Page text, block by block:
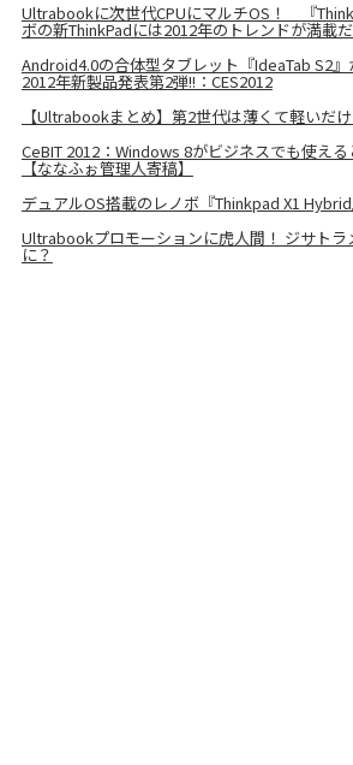
Ultrabookに次世代CPUにマルチOS！ 『
ボの新ThinkPadには2012年のトレンドが満載
Android4.0の合体型タブレット『IdeaTab S2
2012年新製品発表第2弾!!：CES2012
【Ultrabookまとめ】第2世代は薄くて軽いだ
CeBIT 2012：Windows 8がビジネスでも使え
【ななふぉ管理人寄稿】
デュアルOS搭載のレノボ『Thinkpad X1
Ultrabookプロモーションに虎人間！ ジサトラ
に？